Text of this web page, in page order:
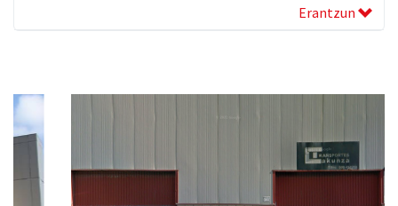
Erantzun